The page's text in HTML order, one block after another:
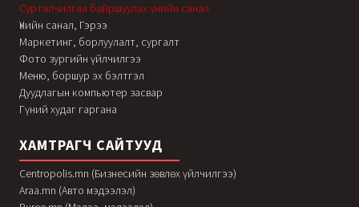
Сурталчилгаа байршуулах үнийн санал
Үнийн санал, Гэрээ
Маркетинг, борлуулалт, сургалт
Фото зургийн үйлчилгээ
Меню, боршур эх бэлтгэл
Дуудлагын компьютер засвар
Гүний худаг гаргана
ХАМТРАГЧ САЙТУУД
Centropolis.mn (Бизнесийн зөвлөх үйлчилгээ)
Araa.mn (Авто мэдээлэл)